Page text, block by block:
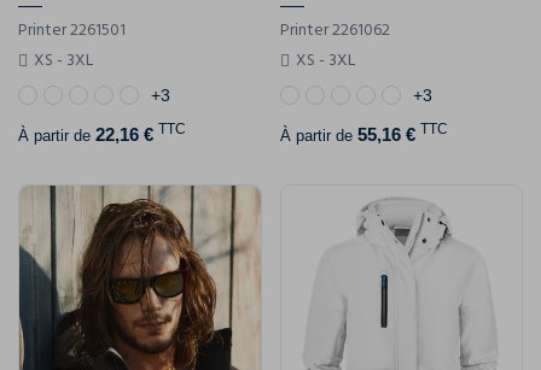
Printer 2261501
XS - 3XL
+3
À partir de 22,16 € TTC
Printer 2261062
XS - 3XL
+3
À partir de 55,16 € TTC